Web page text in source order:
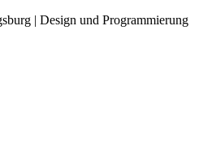
| Design und Programmierung